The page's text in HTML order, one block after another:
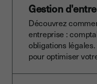
Gestion
Découvrez
entreprise :
obligations
pour optimiser